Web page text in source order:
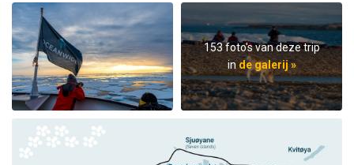
153 foto's van deze trip
inde galerij »